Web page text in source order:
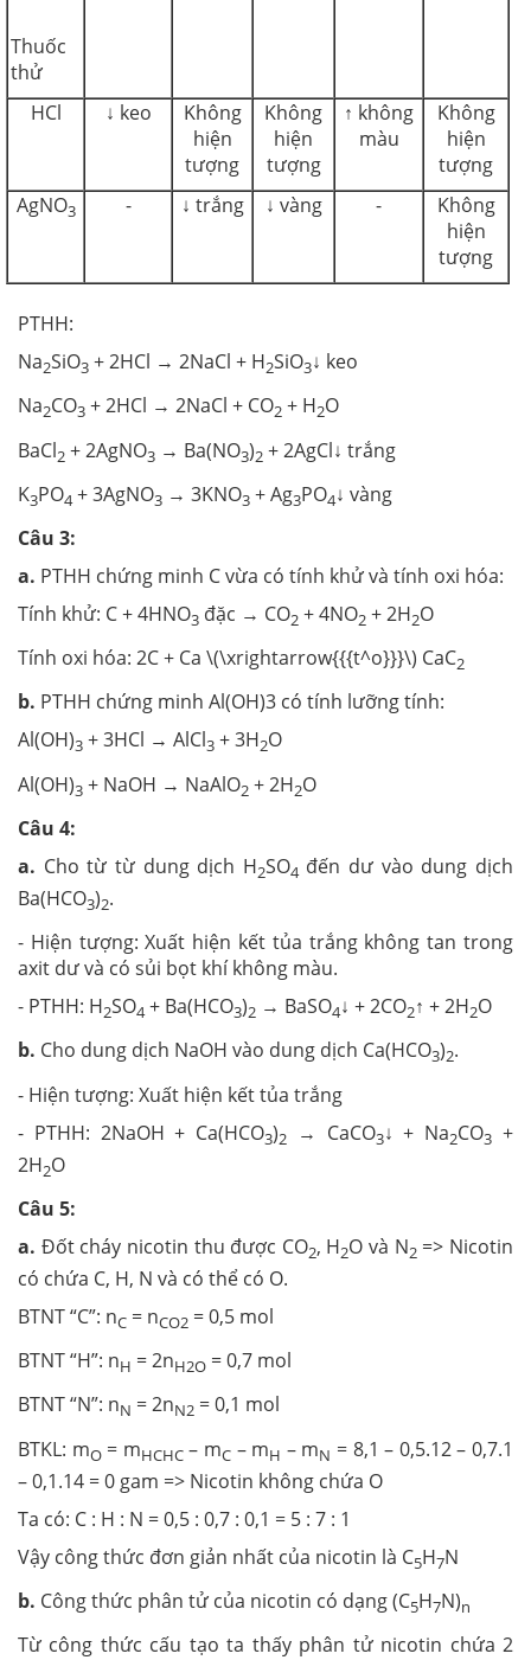
Thuốc
thử
HCl ↓ keo
Không
hiện
tượng
Không
hiện
tượng
↑ không
màu
Không
hiện
tượng
AgNO3 - ↓ trắng ↓ vàng -
Không
hiện
tượng
PTHH:
Na2SiO3 + 2HCl → 2NaCl + H2SiO3↓ keo
Na2CO3 + 2HCl → 2NaCl + CO2 + H2O
BaCl2 ­ + 2AgNO3 → Ba(NO3)2 + 2AgCl↓ trắng
K3PO4 + 3AgNO3 → 3KNO3 + Ag3PO4↓ vàng
Câu 3:
a. PTHH chứng minh C vừa có tính khử và tính oxi hóa:
Tính khử: C + 4HNO3 đặc → CO2 + 4NO2 + 2H2O
Tính oxi hóa: 2C + Ca \(\xrightarrow{{{t^o}}}\) CaC2
b. PTHH chứng minh Al(OH)3 có tính lưỡng tính:
Al(OH)3 + 3HCl → AlCl3 + 3H2O
Al(OH)3 + NaOH → NaAlO2 + 2H2O
Câu 4:
a. Cho từ từ dung dịch H2SO4 đến dư vào dung dịch
Ba(HCO3)2.
- Hiện tượng: Xuất hiện kết tủa trắng không tan trong
axit dư và có sủi bọt khí không màu.
- PTHH: H2SO4 + Ba(HCO3)2 → BaSO4↓ + 2CO2↑ + 2H2O
b. Cho dung dịch NaOH vào dung dịch Ca(HCO3)2.
- Hiện tượng: Xuất hiện kết tủa trắng
- PTHH: 2NaOH + Ca(HCO3)2 → CaCO3↓ + Na2CO3 +
2H2O
Câu 5:
a. Đốt cháy nicotin thu được CO2, H2O và N2=> Nicotin
có chứa C, H, N và có thể có O.
BTNT “C”: nC = nCO2 = 0,5 mol
BTNT “H”: nH = 2nH2O = 0,7 mol
BTNT “N”: nN = 2nN2 = 0,1 mol
BTKL: mO= mHCHC– mC – mH – mN = 8,1 – 0,5.12 – 0,7.1
– 0,1.14 = 0 gam => Nicotin không chứa O
Ta có: C : H : N = 0,5 : 0,7 : 0,1 = 5 : 7 : 1
Vậy công thức đơn giản nhất của nicotin là C5H7N
b. Công thức phân tử của nicotin có dạng (C5H7N)n
Từ công thức cấu tạo ta thấy phân tử nicotin chứa 2